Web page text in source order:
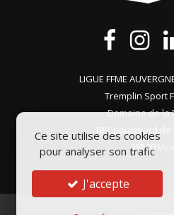
LIGUE FFME
Tremplin Sport
Domaine de la
180, boulevard
38500
Ce site utilise des cookies
pour analyser son trafic
J'accepte